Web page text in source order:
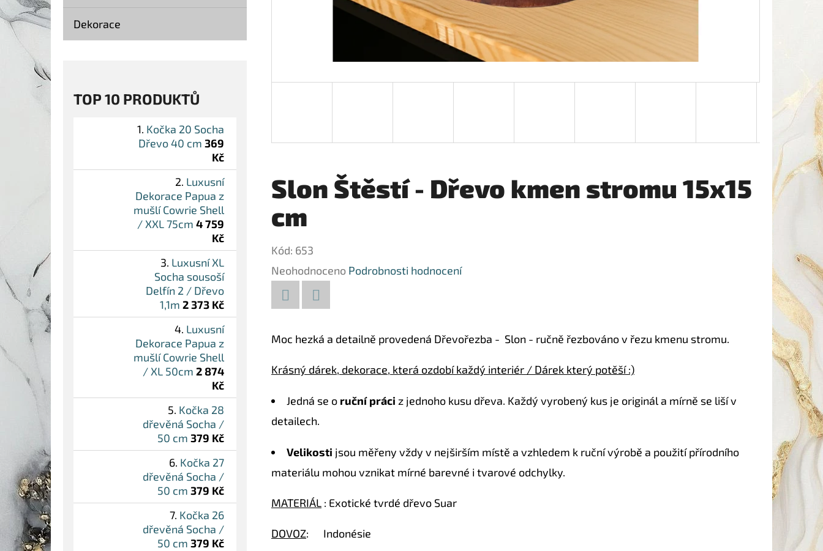
Dekorace
TOP 10 PRODUKTŮ
Kočka 20 Socha
Dřevo 40 cm 369
Kč
Luxusní
Dekorace Papua z
mušlí Cowrie Shell
/ XXL 75cm 4 759
Kč
Luxusní XL
Socha sousoší
Delfín 2 / Dřevo
1,1m 2 373 Kč
Luxusní
Dekorace Papua z
mušlí Cowrie Shell
/ XL 50cm 2 874
Kč
Kočka 28
dřevěná Socha /
50 cm 379 Kč
Kočka 27
dřevěná Socha /
50 cm 379 Kč
Kočka 26
dřevěná Socha /
50 cm 379 Kč
Slon Štěstí - Dřevo kmen stromu 15x15
cm
Kód: 653
Průměrné
hodnocení
produktu
z
Neohodnoceno Podrobnosti hodnocení
Moc hezká a detailně provedená Dřevořezba - Slon - ručně řezbováno v řezu kmenu stromu.
Krásný dárek, dekorace, která ozdobí každý interiér / Dárek který potěší :)
Jedná se o ruční práci z jednoho kusu dřeva. Každý vyrobený kus je originál a mírně se liší v
detailech.
Velikosti jsou měřeny vždy v nejširším místě a vzhledem k ruční výrobě a použití přírodního
materiálu mohou vznikat mírné barevné i tvarové odchylky.
MATERIÁL : Exotické tvrdé dřevo Suar
DOVOZ: Indonésie